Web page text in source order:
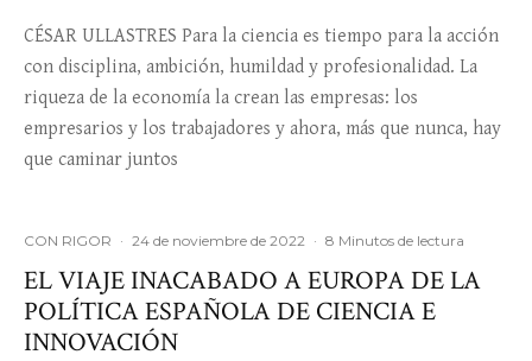
CÉSAR ULLASTRES Para la ciencia es tiempo para la acción
con disciplina, ambición, humildad y profesionalidad. La
riqueza de la economía la crean las empresas: los
empresarios y los trabajadores y ahora, más que nunca, hay
que caminar juntos
CON RIGOR · 24 de noviembre de 2022 · 8 Minutos de lectura
EL VIAJE INACABADO A EUROPA DE LA
POLÍTICA ESPAÑOLA DE CIENCIA E
INNOVACIÓN